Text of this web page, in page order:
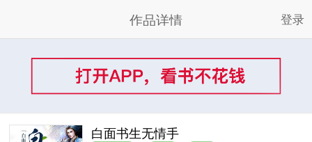
作品详情 登录
白面书生无情手